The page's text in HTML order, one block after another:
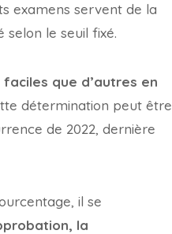
examens servent de la
le seuil fixé.
que d’autres en
détermination peut être
de 2022, dernière
il se
la